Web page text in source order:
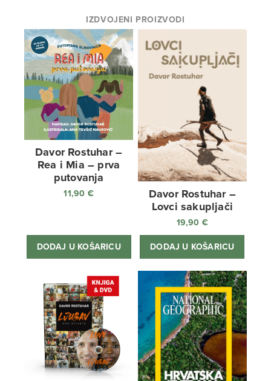
IZDVOJENI PROIZVODI
Davor Rostuhar –
Rea i Mia – prva
putovanja
11,90 €
DODAJ U KOŠARICU
Davor Rostuhar –
Lovci sakupljači
19,90 €
DODAJ U KOŠARICU